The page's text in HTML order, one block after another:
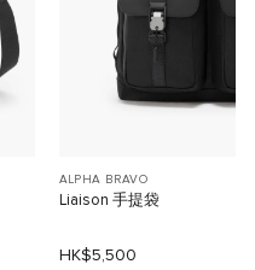
ALPHA BRAVO
Liaison 手提袋
HK$5,500